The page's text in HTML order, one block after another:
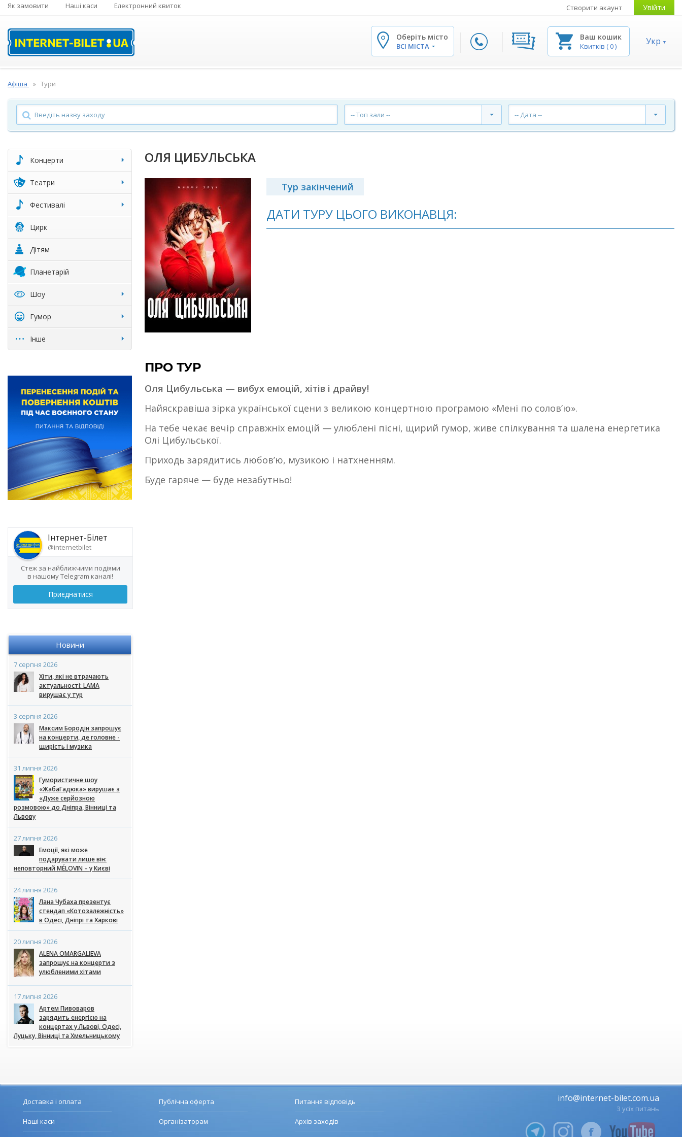
Як замовити Наші каси Електронний квиток Створити акаунт Увійти
Оберіть місто
ВСІ МІСТА
Ваш кошик
Квитків (0) Укр
Афіша Тури
-- Топ зали -- -- Дата --
Концерти
Театри
Фестивалі
Цирк
Дітям
Планетарій
Шоу
Гумор
Інше
Інтернет-Білет
@internetbilet
Стеж за найближчими подіями
в нашому Telegram каналі!
Приєднатися
Новини
7 серпня 2026
Хіти, які не втрачають
актуальності: LAMA
вирушає у тур
3 серпня 2026
Максим Бородін запрошує
на концерти, де головне -
щирість і музика
31 липня 2026
Гумористичне шоу
«ЖабаГадюка» вирушає з
«Дуже серйозною
розмовою» до Дніпра, Вінниці та
Львову
27 липня 2026
Емоції, які може
подарувати лише він:
неповторний MÉLOVIN – у Києві
24 липня 2026
Лана Чубаха презентує
стендап «Котозалежність»
в Одесі, Дніпрі та Харкові
20 липня 2026
ALENA OMARGALIEVA
запрошує на концерти з
улюбленими хітами
17 липня 2026
Артем Пивоваров
зарядить енергією на
концертах у Львові, Одесі,
Луцьку, Вінниці та Хмельницькому
ОЛЯ ЦИБУЛЬСЬКА
Тур закінчений
ДАТИ ТУРУ ЦЬОГО ВИКОНАВЦЯ:
ПРО ТУР
Оля Цибульська — вибух емоцій, хітів і драйву!
Найяскравіша зірка української сцени з великою концертною програмою «Мені по соловʼю».
На тебе чекає вечір справжніх емоцій — улюблені пісні, щирий гумор, живе спілкування та шалена енергетика
Олі Цибульської.
Приходь зарядитись любов’ю, музикою і натхненням.
Буде гаряче — буде незабутньо!
Доставка і оплата
Наші каси
Публічна оферта
Організаторам
Питання відповідь
Архів заходів
info@internet-bilet.com.ua
З усіх питань